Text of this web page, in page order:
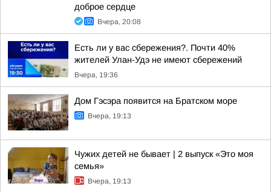
доброе сердце
Вчера, 20:08
Есть ли у вас сбережения?. Почти 40%
жителей Улан-Удэ не имеют сбережений
Вчера, 19:36
Дом Гэсэра появится на Братском море
Вчера, 19:13
Чужих детей не бывает | 2 выпуск «Это моя
семья»
Вчера, 19:13